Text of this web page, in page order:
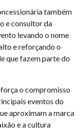
também
e consultor da
levando o nome
e reforçando o
que fazem parte do
o compromisso
eventos do
aproximam a marca
e a cultura